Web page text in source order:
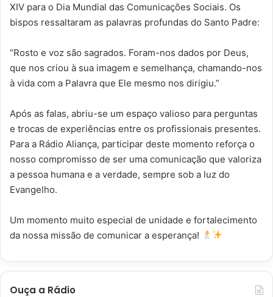
XIV para o Dia Mundial das Comunicações Sociais. Os
bispos ressaltaram as palavras profundas do Santo Padre:
“Rosto e voz são sagrados. Foram-nos dados por Deus,
que nos criou à sua imagem e semelhança, chamando-nos
à vida com a Palavra que Ele mesmo nos dirigiu.”
Após as falas, abriu-se um espaço valioso para perguntas
e trocas de experiências entre os profissionais presentes.
Para a Rádio Aliança, participar deste momento reforça o
nosso compromisso de ser uma comunicação que valoriza
a pessoa humana e a verdade, sempre sob a luz do
Evangelho.
Um momento muito especial de unidade e fortalecimento
da nossa missão de comunicar a esperança!
Ouça a Rádio